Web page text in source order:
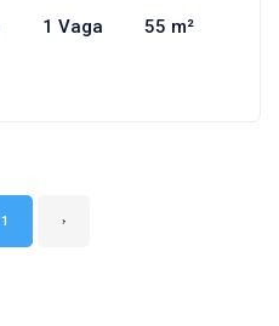
1 Vaga 55 m²
1 ›